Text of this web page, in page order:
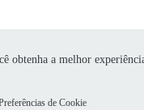
obtenha a melhor
de Cookie